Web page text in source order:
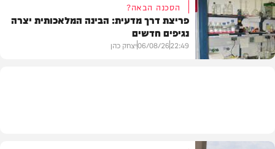
פוליטי
הסכנה הבאה?
פריצת דרך מדעית: הבינה המלאכותית יצרה
נגיפים חדשים
22:49
06/08/26יצחק כהן